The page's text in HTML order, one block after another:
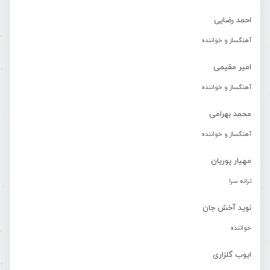
احمد رضایی
آهنگساز و خواننده
امیر مقیمی
آهنگساز و خواننده
محمد بهرامی
آهنگساز و خواننده
مهیار پوریان
ترانه سرا
نوید آخش جان
خواننده
ایوب گلزاری